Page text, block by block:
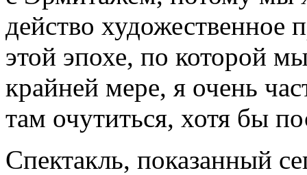
действо художественное
этой эпохе, по которой
крайней мере, я очень
там очутиться, хотя бы
Спектакль, показанный